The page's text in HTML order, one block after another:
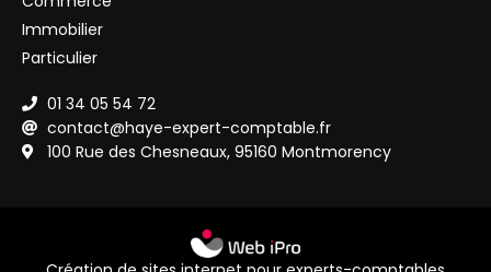
Immobilier
Particulier
01 34 05 54 72
contact@haye-expert-comptable.fr
100 Rue des Chesneaux, 95160 Montmorency